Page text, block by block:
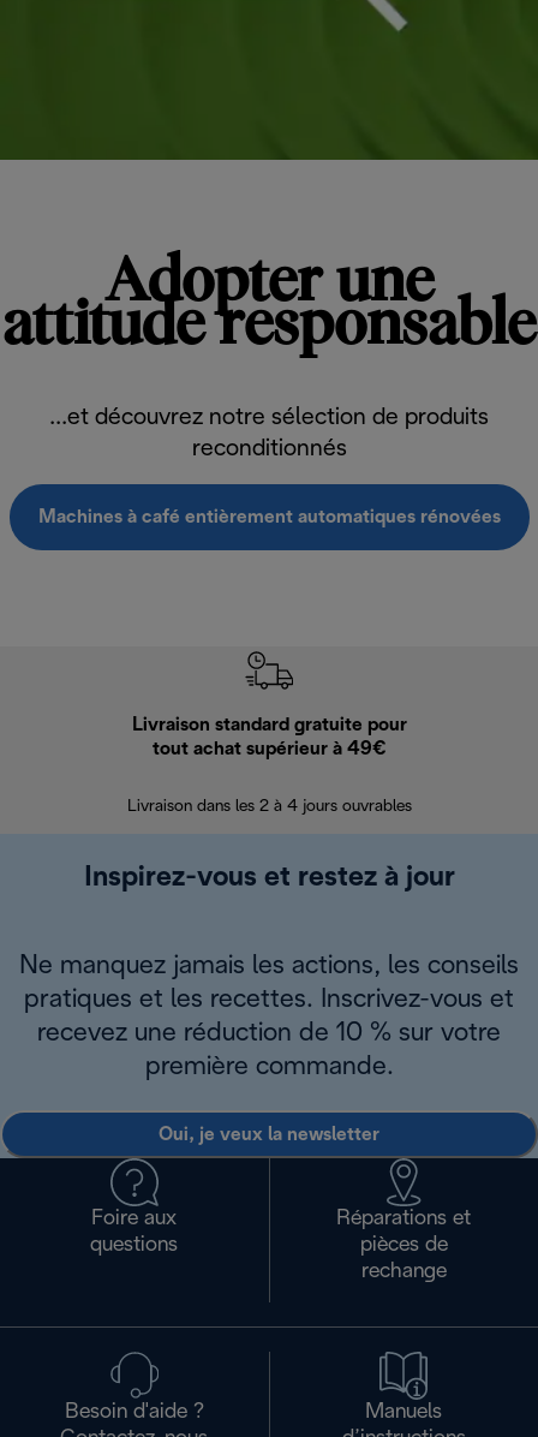
Adopter une
attitude responsable
...et découvrez notre sélection de produits
reconditionnés
Machines à café entièrement automatiques rénovées
Livraison standard gratuite pour
tout achat supérieur à 49€
Livraison dans les 2 à 4 jours ouvrables
Inspirez-vous et restez à jour
Ne manquez jamais les actions, les conseils
pratiques et les recettes. Inscrivez-vous et
recevez une réduction de 10 % sur votre
première commande.
Oui, je veux la newsletter
Foire aux
questions
Réparations et
pièces de
rechange
Besoin d'aide ?
Manuels